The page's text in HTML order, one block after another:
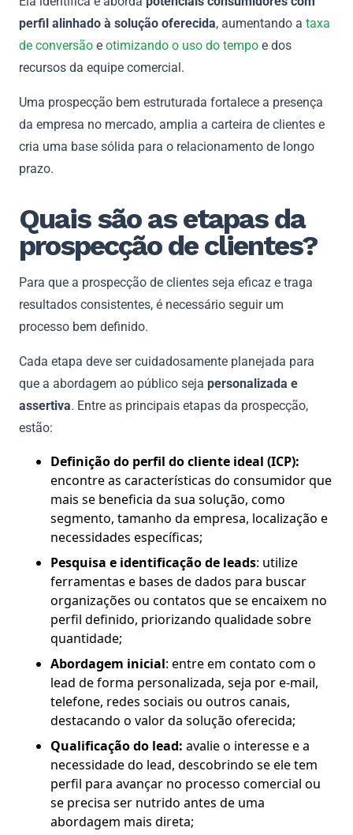
perfil alinhado à solução oferecida, aumentando a taxa
de conversão e otimizando o uso do tempo e dos
recursos da equipe comercial.
Uma prospecção bem estruturada fortalece a presença
da empresa no mercado, amplia a carteira de clientes e
cria uma base sólida para o relacionamento de longo
prazo.
Quais são as etapas da
prospecção de clientes?
Para que a prospecção de clientes seja eficaz e traga
resultados consistentes, é necessário seguir um
processo bem definido.
Cada etapa deve ser cuidadosamente planejada para
que a abordagem ao público seja personalizada e
assertiva. Entre as principais etapas da prospecção,
estão:
Definição do perfil do cliente ideal (ICP):
encontre as características do consumidor que
mais se beneficia da sua solução, como
segmento, tamanho da empresa, localização e
necessidades específicas;
Pesquisa e identificação de leads: utilize
ferramentas e bases de dados para buscar
organizações ou contatos que se encaixem no
perfil definido, priorizando qualidade sobre
quantidade;
Abordagem inicial: entre em contato com o
lead de forma personalizada, seja por e-mail,
telefone, redes sociais ou outros canais,
destacando o valor da solução oferecida;
Qualificação do lead: avalie o interesse e a
necessidade do lead, descobrindo se ele tem
perfil para avançar no processo comercial ou
se precisa ser nutrido antes de uma
abordagem mais direta;